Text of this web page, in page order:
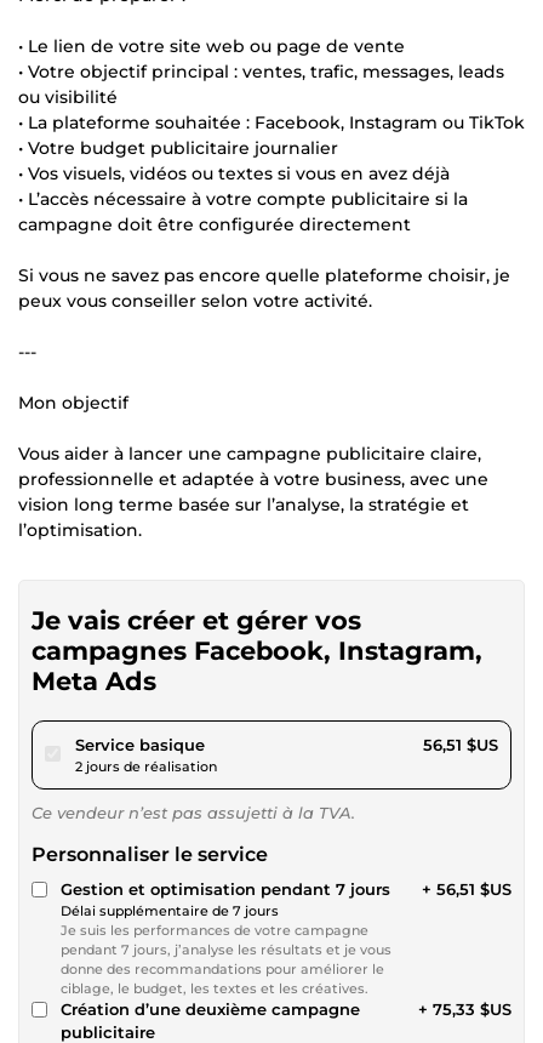
• Le lien de votre site web ou page de vente
• Votre objectif principal : ventes, trafic, messages, leads
ou visibilité
• La plateforme souhaitée : Facebook, Instagram ou TikTok
• Votre budget publicitaire journalier
• Vos visuels, vidéos ou textes si vous en avez déjà
• L’accès nécessaire à votre compte publicitaire si la
campagne doit être configurée directement
Si vous ne savez pas encore quelle plateforme choisir, je
peux vous conseiller selon votre activité.
---
Mon objectif
Vous aider à lancer une campagne publicitaire claire,
professionnelle et adaptée à votre business, avec une
vision long terme basée sur l’analyse, la stratégie et
l’optimisation.
Je vais créer et gérer vos
campagnes Facebook, Instagram,
Meta Ads
Service basiquepour 52,08 $US
2 jours de réalisation
56,51 $US
Ce vendeur n’est pas assujetti à la TVA.
Personnaliser le service
Gestion et optimisation pendant 7 jours
Délai supplémentaire de 7 jours
Je suis les performances de votre campagne
pendant 7 jours, j’analyse les résultats et je vous
donne des recommandations pour améliorer le
ciblage, le budget, les textes et les créatives.
+ 56,51 $US
Création d’une deuxième campagne
publicitaire
+ 75,33 $US